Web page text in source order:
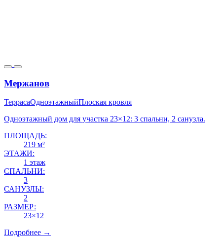
Мержанов
ТеррасаОдноэтажныйПлоская кровля
Одноэтажный дом для участка 23×12: 3 спальни, 2 санузла.
ПЛОЩАДЬ:
219 м²
ЭТАЖИ:
1 этаж
СПАЛЬНИ:
3
САНУЗЛЫ:
2
РАЗМЕР:
23×12
Подробнее →